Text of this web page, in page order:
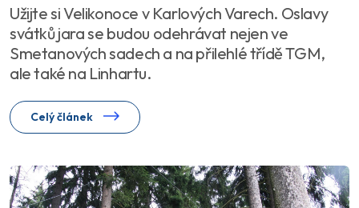
Užijte si Velikonoce v Karlových Varech. Oslavy
svátků jara se budou odehrávat nejen ve
Smetanových sadech a na přilehlé třídě TGM,
ale také na Linhartu.
Celý článek